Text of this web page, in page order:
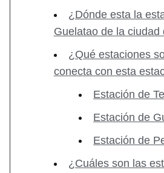
¿Dónde esta la
Guelatao de la ciudad
¿Qué estaciones
conecta con esta
Estación de
Estación de
Estación de
¿Cuáles son las